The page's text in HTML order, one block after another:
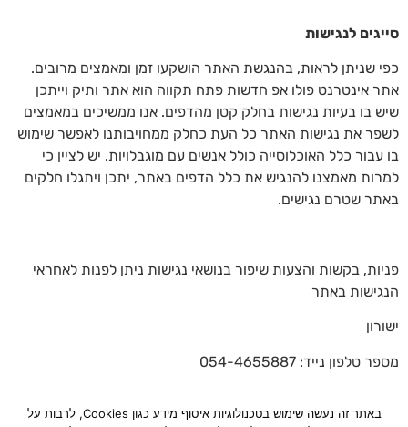
סייגים לנגישות
כפי שניתן לראות, בהנגשת האתר הושקעו זמן ומאמצים מרובים.
אתר אינטרנט פולו אפ חדשות פתח תקווה הוא אתר ותיק וייתכן
שיש בו בעיות נגישות בחלק קטן מהדפים. אנו ממשיכים במאמצים
לשפר את נגישות האתר כל העת כחלק ממחויבותנו לאפשר שימוש
בו עבור כלל האוכלוסייה כולל אנשים עם מוגבלויות. יש לציין כי
למרות מאמצנו להנגיש את כלל הדפים באתר, יתכן ויתגלו חלקים
באתר שטרם נגישים.
פניות, בקשות והצעות שיפור בנושאי נגישות ניתן לפנות לאחראי
הנגישות באתר
ישורון
מספר טלפון נייד: 054-4655887
באתר זה נעשה שימוש בטכנולוגיות איסוף מידע כגון Cookies, לרבות על